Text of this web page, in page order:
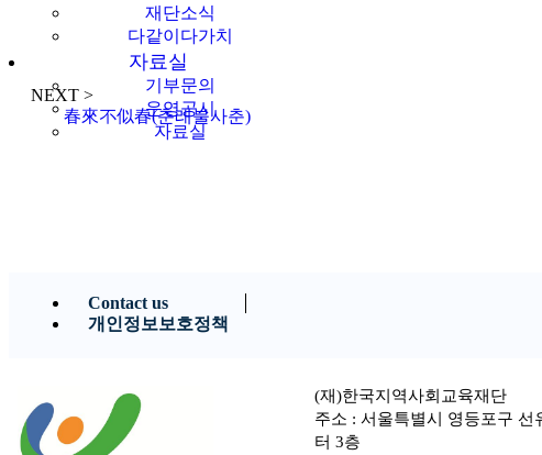
재단소식
다같이다가치
자료실
기부문의
운영공시
자료실
NEXT >
春來不似春(춘래불사춘)
Contact us
개인정보보호정책
(재)한국지역사회교육재단
주소 : 서울특별시 영등포구 선
터 3층